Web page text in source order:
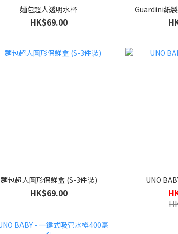
麵包超人透明水杯
HK$69.00
Guardini紙
麵包超人圓形保鮮盒 (S-3件裝)
HK$69.00
UNO